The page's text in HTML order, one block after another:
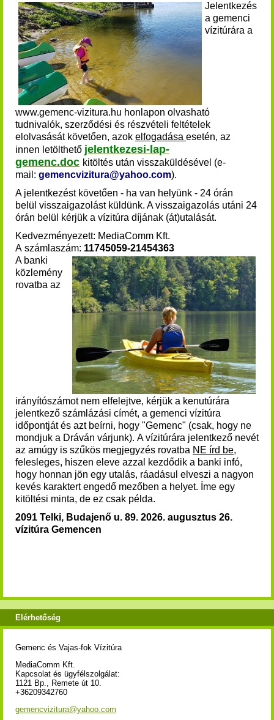
Jelentkezés
a gemenci
vízitúrára a
www.gemenc-vizitura.hu honlapon olvasható
tudnivalók, szerződési és részvételi feltételek
elolvasását követően, azok elfogadása esetén, az
innen letölthető jelentkezesi-lap-
gemenc.doc kitöltés után visszaküldésével (e-
mail: gemencvizitura@yahoo.com).
A jelentkezést követően - ha van helyünk - 24 órán
belül visszaigazolást küldünk. A visszaigazolás utáni 24
órán belül kérjük a vízitúra díjának (át)utalását.
Kedvezményezett: MediaComm Kft.
A számlaszám: 11745059-21454363
A banki
közlemény
rovatba az
irányítószámot nem elfelejtve, kérjük a kenutúrára
jelentkező számlázási címét, a gemenci vízitúra
időpontját és azt beírni, hogy "Gemenc" (csak, hogy ne
mondjuk a Dráván várjunk). A vízitúrára jelentkező nevét
az amúgy is szűkös megjegyzés rovatba NE írd be,
felesleges, hiszen eleve azzal kezdődik a banki infó,
hogy honnan jön egy utalás, ráadásul elveszi a nagyon
kevés karaktert engedő mezőben a helyet. Íme egy
kitöltési minta, de ez csak példa.
2091 Telki, Budajenő u. 89. 2026. augusztus 26.
vízitúra Gemencen
Elérhetőség
Gemenc és Vajas-fok Vízitúra
MediaComm Kft.
Kapcsolat és ügyfélszolgálat:
1121 Bp., Remete út 10.
+36209342760
gemencvizitura@yahoo.com